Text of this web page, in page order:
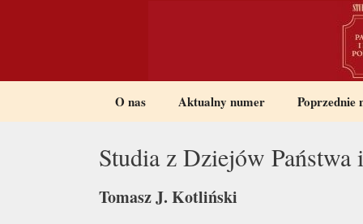
O nas Aktualny numer Poprzednie
Studia z Dziejów
Tomasz J. Kotliński